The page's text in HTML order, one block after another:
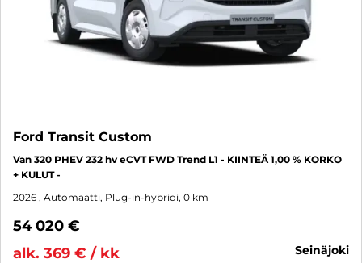
Ford Transit Custom
Van 320 PHEV 232 hv eCVT FWD Trend L1 - KIINTEÄ 1,00 % KORKO
+ KULUT -
2026 , Automaatti, Plug-in-hybridi, 0 km
54 020 €
alk. 369 € / kk
seinäjoki